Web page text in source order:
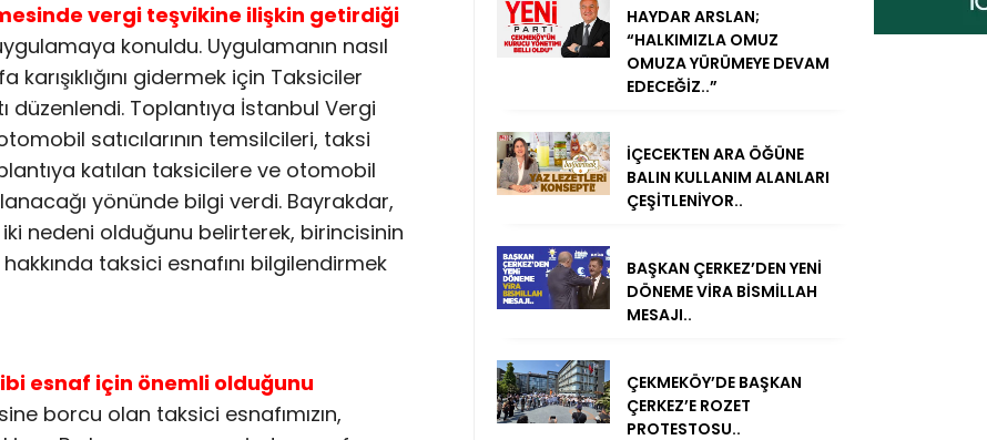
vergi teşvikine ilişkin getirdiği
konuldu. Uygulamanın nasıl
gidermek için Taksiciler
düzenlendi. Toplantıya İstanbul Vergi
satıcılarının temsilcileri, taksi
katılan taksicilere ve otomobil
yönünde bilgi verdi. Bayrakdar,
nedeni olduğunu belirterek, birincisinin
taksici esnafını bilgilendirmek
esnaf için önemli olduğunu
borcu olan taksici esnafımızın,
HAYDAR ARSLAN;
“HALKIMIZLA OMUZ
OMUZA YÜRÜMEYE DEVAM
EDECEĞİZ..”
İÇECEKTEN ARA ÖĞÜNE
BALIN KULLANIM ALANLARI
ÇEŞİTLENİYOR..
BAŞKAN ÇERKEZ’DEN YENİ
DÖNEME VİRA BİSMİLLAH
MESAJI..
ÇEKMEKÖY’DE BAŞKAN
ÇERKEZ’E ROZET
PROTESTOSU..